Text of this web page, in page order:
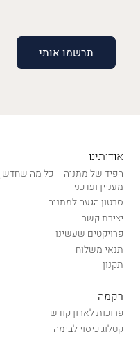
אודותינו
הפיד של מתניה – כל מה שחדש,
מעניין ועדכני
סרטון הגעה למתניה
יצירת קשר
פרויקטים שעשינו
תנאי משלוח
תקנון
רקמה
פרוכות לארון קודש
קטלוג כיסוי לבימה